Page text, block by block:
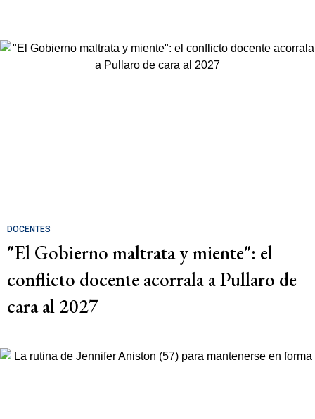
DOCENTES
"El Gobierno maltrata y miente": el
conflicto docente acorrala a Pullaro de
cara al 2027